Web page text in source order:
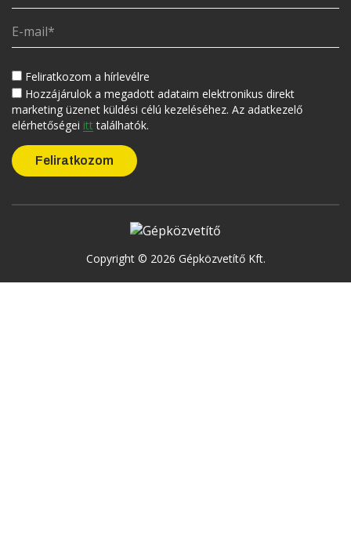
Feliratkozom a hírlevélre
Hozzájárulok a megadott adataim elektronikus direkt
marketing üzenet küldési célú kezeléséhez. Az adatkezelő
elérhetőségei itt találhatók.
Copyright © 2026 Gépközvetítő Kft.